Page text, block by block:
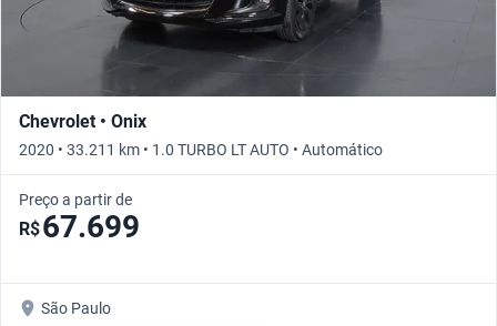
Chevrolet • Onix
2020 • 33.211 km • 1.0 TURBO LT AUTO • Automático
Preço a partir de
R$67.699
São Paulo